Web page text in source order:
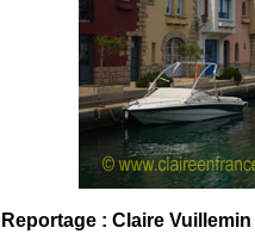
Reportage : Claire